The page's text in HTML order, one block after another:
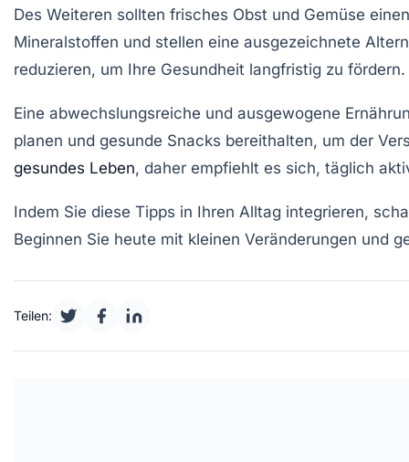
Des Weiteren sollten frisches Obst und Gemüse
Mineralstoffen und stellen eine ausgezeichnete
reduzieren, um Ihre Gesundheit langfristig zu fördern.
Eine abwechslungsreiche und ausgewogene
planen und gesunde Snacks bereithalten, um der
gesundes Leben, daher empfiehlt es sich, täglich
Indem Sie diese Tipps in Ihren Alltag integrieren,
Beginnen Sie heute mit kleinen Veränderungen und
Teilen: